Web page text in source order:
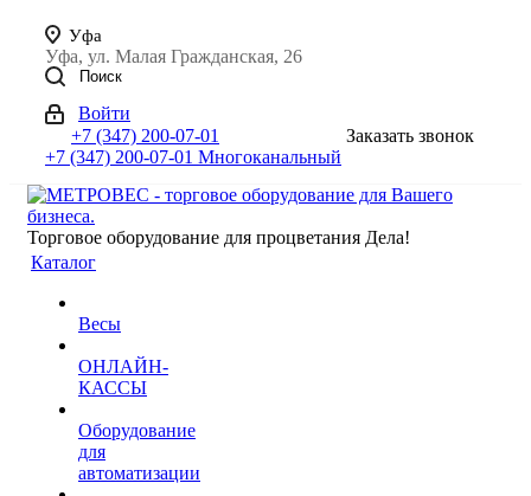
Уфа
Уфа, ул. Малая Гражданская, 26
Поиск
Войти
+7 (347) 200-07-01
+7 (347) 200-07-01 Многоканальный
Заказать звонок
Торговое оборудование для процветания Дела!
Каталог
Весы
ОНЛАЙН-
КАССЫ
Оборудование
для
автоматизации